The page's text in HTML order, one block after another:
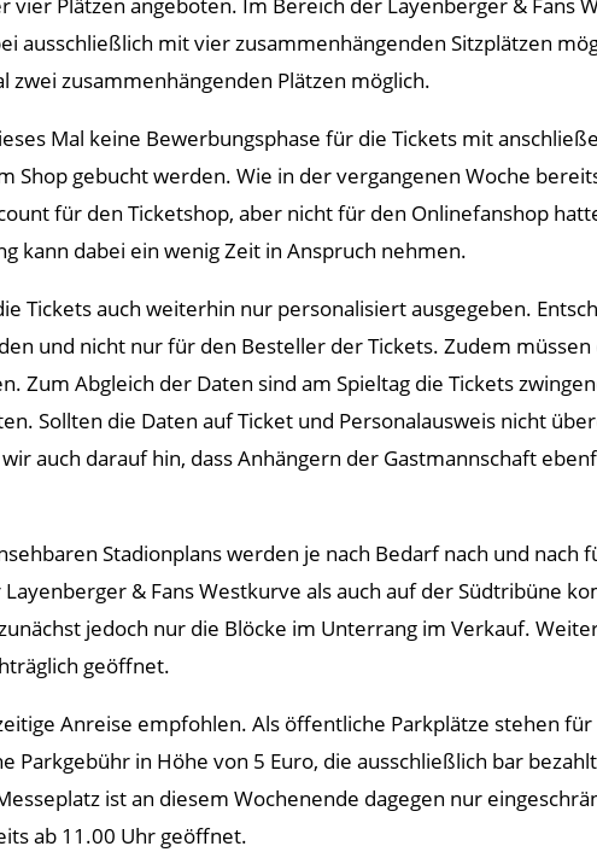
vier Plätzen angeboten. Im Bereich der Layenberger & Fans
ausschließlich mit vier zusammenhängenden Sitzplätzen
zusammenhängenden Plätzen möglich.
Mal keine Bewerbungsphase für die Tickets mit
Shop gebucht werden. Wie in der vergangenen Woche
für den Ticketshop, aber nicht für den Onlinefanshop
kann dabei ein wenig Zeit in Anspruch nehmen.
Tickets auch weiterhin nur personalisiert ausgegeben.
und nicht nur für den Besteller der Tickets. Zudem
Zum Abgleich der Daten sind am Spieltag die Tickets
Sollten die Daten auf Ticket und Personalausweis nicht
auch darauf hin, dass Anhängern der Gastmannschaft
Stadionplans werden je nach Bedarf nach und nach
& Fans Westkurve als auch auf der Südtribüne
jedoch nur die Blöcke im Unterrang im Verkauf.
geöffnet.
Anreise empfohlen. Als öffentliche Parkplätze stehen
Parkgebühr in Höhe von 5 Euro, die ausschließlich bar
ist an diesem Wochenende dagegen nur
ab 11.00 Uhr geöffnet.